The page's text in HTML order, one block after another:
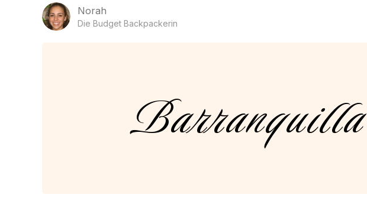
Norah
Die Budget Backpackerin
Barranquilla